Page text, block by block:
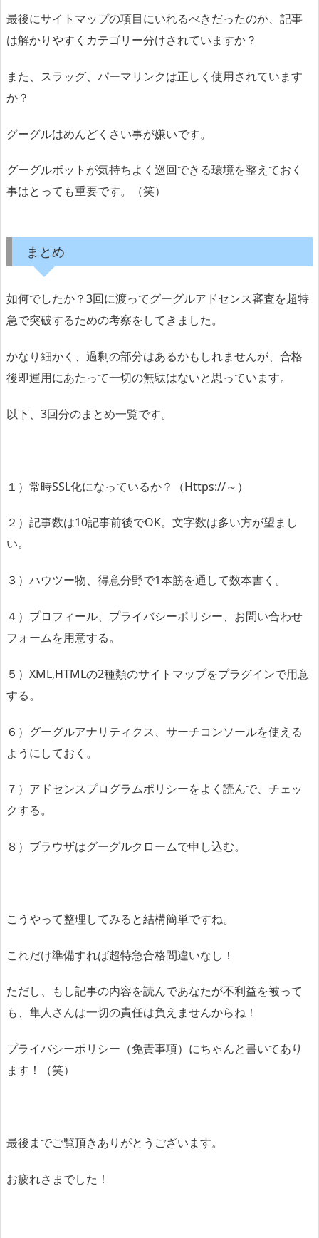
最後にサイトマップの項目にいれるべきだったのか、記事
は解かりやすくカテゴリー分けされていますか？
また、スラッグ、パーマリンクは正しく使用されています
か？
グーグルはめんどくさい事が嫌いです。
グーグルボットが気持ちよく巡回できる環境を整えておく
事はとっても重要です。（笑）
まとめ
如何でしたか？3回に渡ってグーグルアドセンス審査を超特
急で突破するための考察をしてきました。
かなり細かく、過剰の部分はあるかもしれませんが、合格
後即運用にあたって一切の無駄はないと思っています。
以下、3回分のまとめ一覧です。
１）常時SSL化になっているか？（Https://～）
２）記事数は10記事前後でOK。文字数は多い方が望まし
い。
３）ハウツー物、得意分野で1本筋を通して数本書く。
４）プロフィール、プライバシーポリシー、お問い合わせ
フォームを用意する。
５）XML,HTMLの2種類のサイトマップをプラグインで用意
する。
６）グーグルアナリティクス、サーチコンソールを使える
ようにしておく。
７）アドセンスプログラムポリシーをよく読んで、チェッ
クする。
８）ブラウザはグーグルクロームで申し込む。
こうやって整理してみると結構簡単ですね。
これだけ準備すれば超特急合格間違いなし！
ただし、もし記事の内容を読んであなたが不利益を被って
も、隼人さんは一切の責任は負えませんからね！
プライバシーポリシー（免責事項）にちゃんと書いてあり
ます！（笑）
最後までご覧頂きありがとうございます。
お疲れさまでした！